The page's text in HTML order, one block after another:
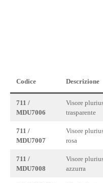
Codice Descrizione
711 /
MDU7006
Visore
trasparente
711 /
MDU7007
Visore
rosa
711 /
MDU7008
Visore
azzurra